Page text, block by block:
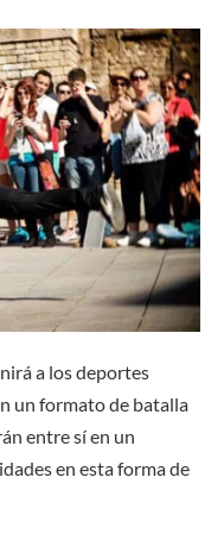
a los deportes
un formato de batalla
entre sí en un
en esta forma de